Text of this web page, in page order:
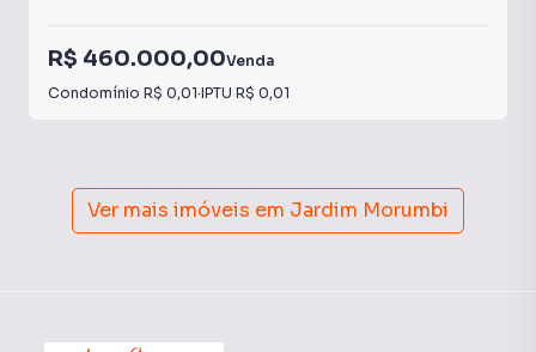
R$ 460.000,00Venda
Condomínio R$ 0,01·IPTU R$ 0,01
Ver mais imóveis em Jardim Morumbi